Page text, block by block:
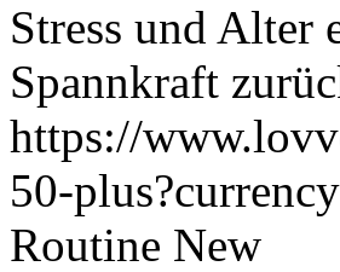
Stress und Alter
Spannkraft
https://
50-
Routine New